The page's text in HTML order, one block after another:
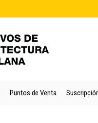
Puntos de Venta
Inicio